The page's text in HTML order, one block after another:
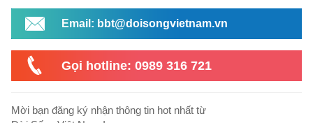
Email: bbt@doisongvietnam.vn
Gọi hotline: 0989 316 721
Mời bạn đăng ký nhận thông tin hot nhất từ